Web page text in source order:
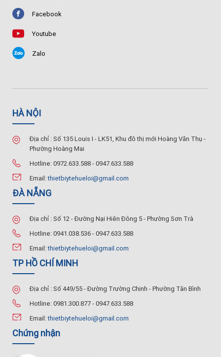
Facebook
Youtube
Zalo
HÀ NỘI
Địa chỉ : Số 135 Louis I - LK51, Khu đô thị mới Hoàng Văn Thụ -
Phường Hoàng Mai
Hotline: 0972.633.588 - 0947.633.588
Email:thietbiytehueloi@gmail.com
ĐÀ NẴNG
Địa chỉ : Số 12 - Đường Nại Hiên Đông 5 - Phường Sơn Trà
Hotline: 0941.038.536 - 0947.633.588
Email:thietbiytehueloi@gmail.com
TP HỒ CHÍ MINH
Địa chỉ : Số 449/55 - Đường Trường Chinh - Phường Tân Bình
Hotline: 0981.300.877 - 0947.633.588
Email:thietbiytehueloi@gmail.com
Chứng nhận